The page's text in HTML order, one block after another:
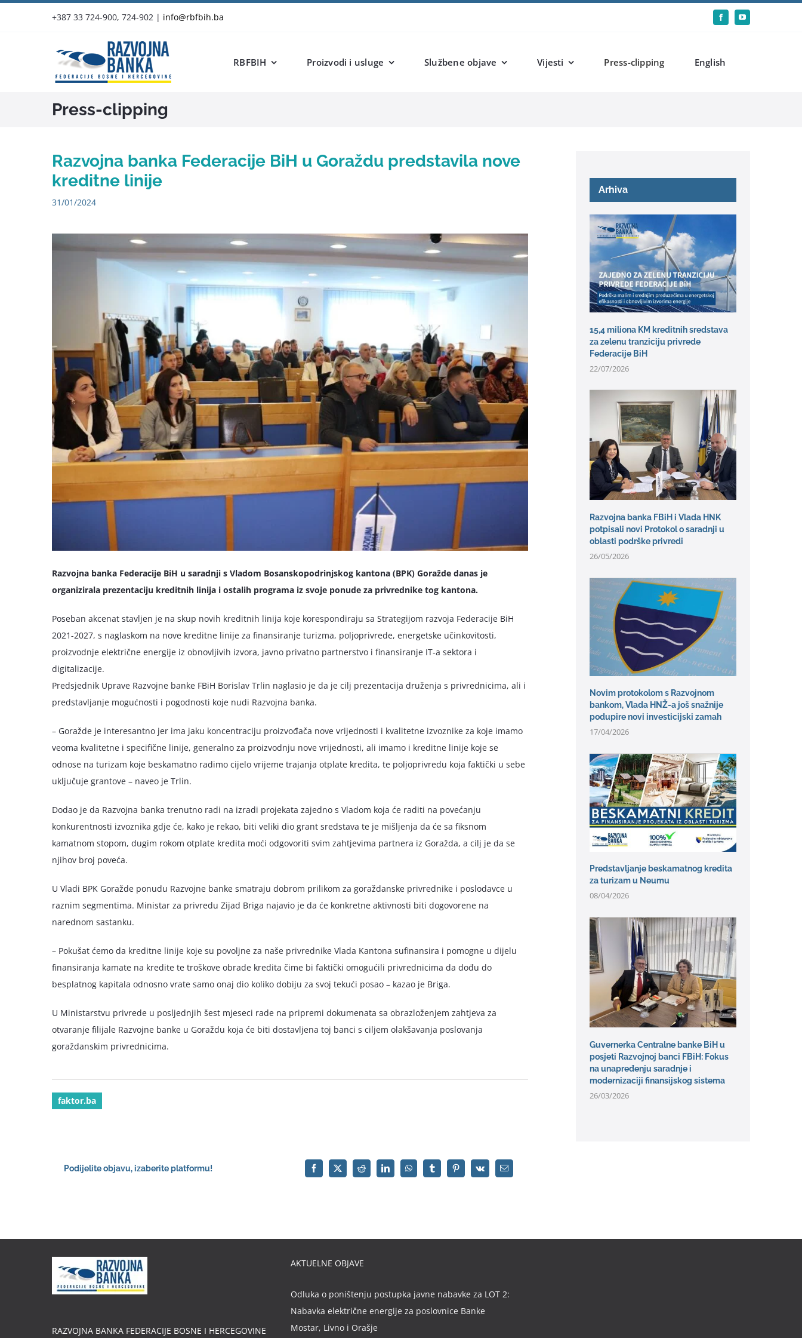
+387 33 724-900, 724-902 | info@rbfbih.ba
RBFBIH Proizvodi i usluge Službene objave Vijesti Press-clipping English
Press-clipping
Razvojna banka Federacije BiH u Goraždu predstavila nove
kreditne linije
31/01/2024
Razvojna banka Federacije BiH u saradnji s Vladom Bosanskopodrinjskog kantona (BPK) Goražde danas je
organizirala prezentaciju kreditnih linija i ostalih programa iz svoje ponude za privrednike tog kantona.
Poseban akcenat stavljen je na skup novih kreditnih linija koje korespondiraju sa Strategijom razvoja Federacije BiH
2021-2027, s naglaskom na nove kreditne linije za finansiranje turizma, poljoprivrede, energetske učinkovitosti,
proizvodnje električne energije iz obnovljivih izvora, javno privatno partnerstvo i finansiranje IT-a sektora i
digitalizacije.
Predsjednik Uprave Razvojne banke FBiH Borislav Trlin naglasio je da je cilj prezentacija druženja s privrednicima, ali i
predstavljanje mogućnosti i pogodnosti koje nudi Razvojna banka.
– Goražde je interesantno jer ima jaku koncentraciju proizvođača nove vrijednosti i kvalitetne izvoznike za koje imamo
veoma kvalitetne i specifične linije, generalno za proizvodnju nove vrijednosti, ali imamo i kreditne linije koje se
odnose na turizam koje beskamatno radimo cijelo vrijeme trajanja otplate kredita, te poljoprivredu koja faktički u sebe
uključuje grantove – naveo je Trlin.
Dodao je da Razvojna banka trenutno radi na izradi projekata zajedno s Vladom koja će raditi na povećanju
konkurentnosti izvoznika gdje će, kako je rekao, biti veliki dio grant sredstava te je mišljenja da će sa fiksnom
kamatnom stopom, dugim rokom otplate kredita moći odgovoriti svim zahtjevima partnera iz Goražda, a cilj je da se
njihov broj poveća.
U Vladi BPK Goražde ponudu Razvojne banke smatraju dobrom prilikom za goraždanske privrednike i poslodavce u
raznim segmentima. Ministar za privredu Zijad Briga najavio je da će konkretne aktivnosti biti dogovorene na
narednom sastanku.
– Pokušat ćemo da kreditne linije koje su povoljne za naše privrednike Vlada Kantona sufinansira i pomogne u dijelu
finansiranja kamate na kredite te troškove obrade kredita čime bi faktički omogućili privrednicima da dođu do
besplatnog kapitala odnosno vrate samo onaj dio koliko dobiju za svoj tekući posao – kazao je Briga.
U Ministarstvu privrede u posljednjih šest mjeseci rade na pripremi dokumenata sa obrazloženjem zahtjeva za
otvaranje filijale Razvojne banke u Goraždu koja će biti dostavljena toj banci s ciljem olakšavanja poslovanja
goraždanskim privrednicima.
faktor.ba
Podijelite objavu, izaberite platformu!
Arhiva
15,4 miliona KM kreditnih sredstava
za zelenu tranziciju privrede
Federacije BiH
22/07/2026
Razvojna banka FBiH i Vlada HNK
potpisali novi Protokol o saradnji u
oblasti podrške privredi
26/05/2026
Novim protokolom s Razvojnom
bankom, Vlada HNŽ-a još snažnije
podupire novi investicijski zamah
17/04/2026
Predstavljanje beskamatnog kredita
za turizam u Neumu
08/04/2026
Guvernerka Centralne banke BiH u
posjeti Razvojnoj banci FBiH: Fokus
na unapređenju saradnje i
modernizaciji finansijskog sistema
26/03/2026
RAZVOJNA BANKA FEDERACIJE BOSNE I HERCEGOVINE
AKTUELNE OBJAVE
Odluka o poništenju postupka javne nabavke za LOT 2:
Nabavka električne energije za poslovnice Banke
Mostar, Livno i Orašje